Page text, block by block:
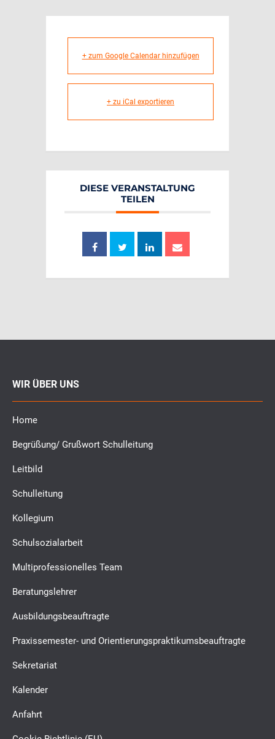
+ zum Google Calendar hinzufügen
+ zu iCal exportieren
DIESE VERANSTALTUNG
TEILEN
WIR ÜBER UNS
Home
Begrüßung/ Grußwort Schulleitung
Leitbild
Schulleitung
Kollegium
Schulsozialarbeit
Multiprofessionelles Team
Beratungslehrer
Ausbildungsbeauftragte
Praxissemester- und Orientierungspraktikumsbeauftragte
Sekretariat
Kalender
Anfahrt